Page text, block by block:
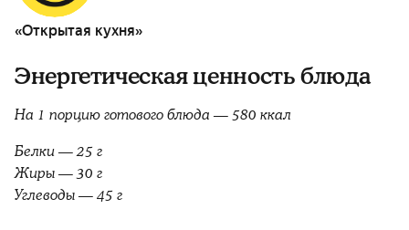
«Открытая кухня»
Энергетическая ценность блюда
На 1 порцию готового блюда — 580 ккал
Белки — 25 г
Жиры — 30 г
Углеводы — 45 г